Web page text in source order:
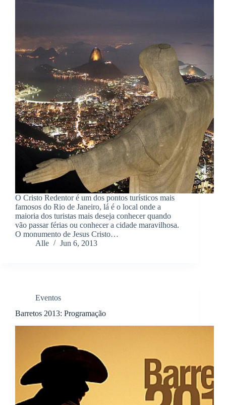
O Cristo Redentor é um dos pontos turísticos mais
famosos do Rio de Janeiro, lá é o local onde a
maioria dos turistas mais deseja conhecer quando
vão passar férias ou conhecer a cidade maravilhosa.
O monumento de Jesus Cristo…
Alle
Jun 6, 2013
Eventos
Barretos 2013: Programação